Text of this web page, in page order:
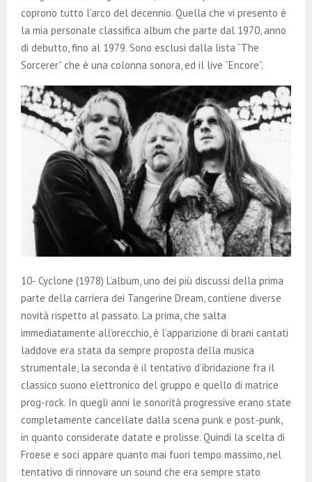
coprono tutto l’arco del decennio. Quella che vi presento è
la mia personale classifica album che parte dal 1970, anno
di debutto, fino al 1979. Sono esclusi dalla lista “The
Sorcerer” che è una colonna sonora, ed il live “Encore”.
10- Cyclone (1978) L’album, uno dei più discussi della prima
parte della carriera dei Tangerine Dream, contiene diverse
novità rispetto al passato. La prima, che salta
immediatamente all’orecchio, è l’apparizione di brani cantati
laddove era stata da sempre proposta della musica
strumentale, la seconda è il tentativo d’ibridazione fra il
classico suono elettronico del gruppo e quello di matrice
prog-rock. In quegli anni le sonorità progressive erano state
completamente cancellate dalla scena punk e post-punk,
in quanto considerate datate e prolisse. Quindi la scelta di
Froese e soci appare quanto mai fuori tempo massimo, nel
tentativo di rinnovare un sound che era sempre stato